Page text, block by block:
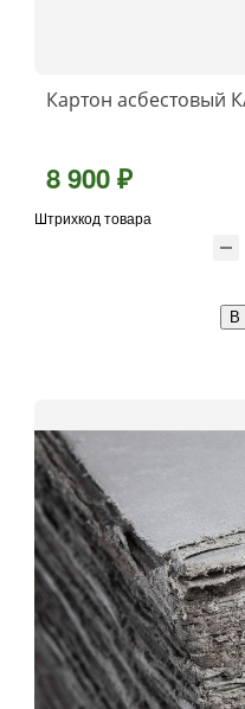
Картон асбестовый
8 900 ₽
Штрихкод товара
В